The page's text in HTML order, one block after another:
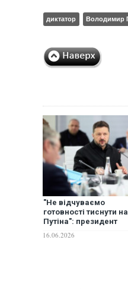
диктатор Володимир
"Не відчуваємо
готовності тиснути на
Путіна": президент
готовий зустрітися із
16.06.2026